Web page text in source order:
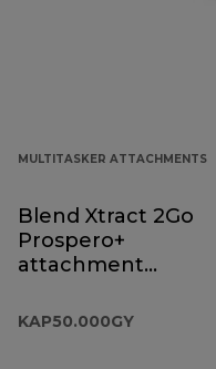
MULTITASKER ATTACHMENTS
Blend Xtract 2Go
Prospero+
attachment
KAP50.000GY